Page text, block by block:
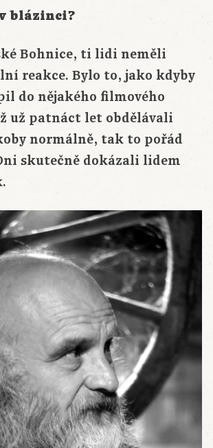
blázinci?
Bohnice, ti lidi neměli
reakce. Bylo to, jako kdyby
do nějakého filmového
už patnáct let obdělávali
normálně, tak to pořád
skutečně dokázali lidem